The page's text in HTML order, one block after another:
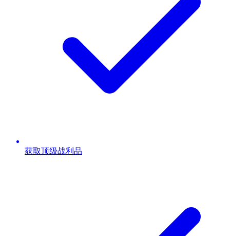
获取顶级战利品